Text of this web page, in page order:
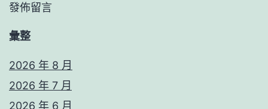
發佈留言
彙整
2026 年 8 月
2026 年 7 月
2026 年 6 月